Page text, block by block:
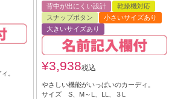
。
背中が出にくい設計
乾燥機対応
スナップボタン
小さいサイズあり
大きいサイズあり
¥3,938税込
やさしい機能がいっぱいのカーディ。
サイズ S、M～L、LL、３L